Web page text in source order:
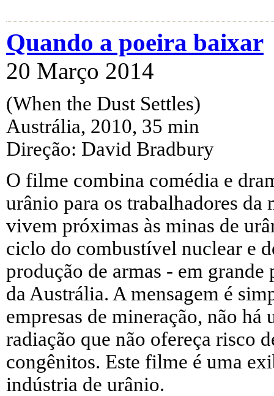
Quando a poeira baixar
20 Março 2014
(When the Dust Settles)
Austrália, 2010, 35 min
Direção: David Bradbury
O filme combina comédia e
urânio para os trabalhadores da
vivem próximas às minas de
ciclo do combustível nuclear e
produção de armas - em
da Austrália. A mensagem é
empresas de mineração, não
radiação que não ofereça risco
congênitos. Este filme é uma
indústria de urânio.